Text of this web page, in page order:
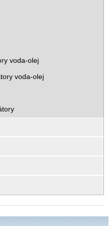
voda-olej
voda-olej